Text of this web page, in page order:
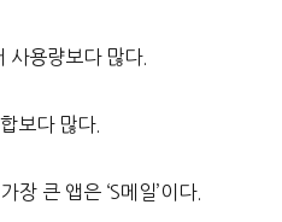
사용량보다 많다.
보다 많다.
큰 앱은 ‘S메일’이다.